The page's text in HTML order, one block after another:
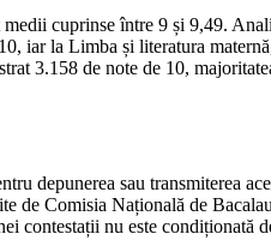
cuprinse între 9 și 9,49.
iar la Limba și literatura
3.158 de note de 10,
depunerea sau transmiterea
Comisia Națională de
contestații nu este